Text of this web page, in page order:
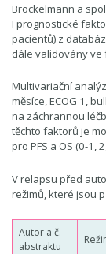
Bröckelmann a
I prognostické
pacientů) z
dále validovány ve
Multivariační
měsíce, ECOG 1,
na záchrannou
těchto faktorů je
pro PFS a OS (0-1,
V relapsu před
režimů, které jsou
Autor a č.
abstraktu